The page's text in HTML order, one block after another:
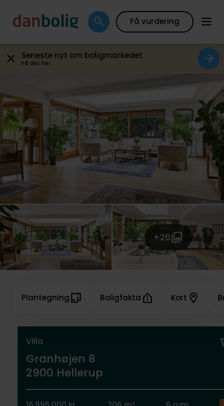
Få vurdering
Seneste nyt om boligmarkedet
Få det her
+26
Villa
Granhøjen 8
2900 Hellerup
Plantegning Boligfakta Kort
Galleri Plantegning Boligfakta Kort